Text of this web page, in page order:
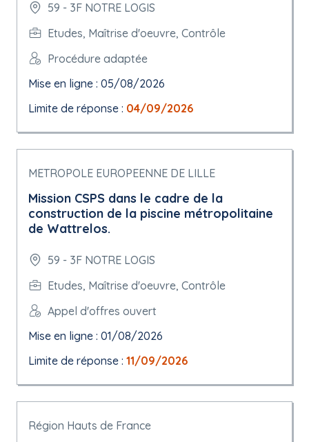
59 - 3F NOTRE LOGIS
Etudes, Maîtrise d'oeuvre, Contrôle
Procédure adaptée
Mise en ligne : 05/08/2026
Limite de réponse : 04/09/2026
METROPOLE EUROPEENNE DE LILLE
Mission CSPS dans le cadre de la
construction de la piscine métropolitaine
de Wattrelos.
59 - 3F NOTRE LOGIS
Etudes, Maîtrise d'oeuvre, Contrôle
Appel d'offres ouvert
Mise en ligne : 01/08/2026
Limite de réponse : 11/09/2026
Région Hauts de France